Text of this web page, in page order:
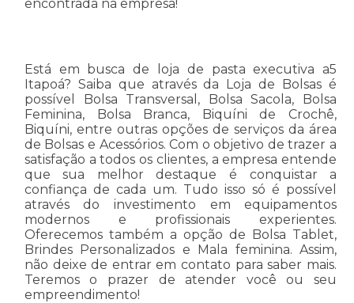
encontrada na empresa!
Está em busca de loja de pasta executiva a5
Itapoá? Saiba que através da Loja de Bolsas é
possível Bolsa Transversal, Bolsa Sacola, Bolsa
Feminina, Bolsa Branca, Biquíni de Crochê,
Biquíni, entre outras opções de serviços da área
de Bolsas e Acessórios. Com o objetivo de trazer a
satisfação a todos os clientes, a empresa entende
que sua melhor destaque é conquistar a
confiança de cada um. Tudo isso só é possível
através do investimento em equipamentos
modernos e profissionais experientes.
Oferecemos também a opção de Bolsa Tablet,
Brindes Personalizados e Mala feminina. Assim,
não deixe de entrar em contato para saber mais.
Teremos o prazer de atender você ou seu
empreendimento!